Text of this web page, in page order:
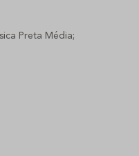
Preta Média;